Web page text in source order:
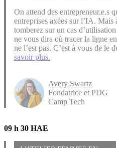
On attend des entrepreneur.e.s
entreprises axées sur l’IA.
tomberez sur un cas
ne vous dira où tracer la ligne
ne l’est pas. C’est à vous de le
savoir plus.
Avery Swartz
Fondatrice et PDG
Camp Tech
09 h 30 HAE